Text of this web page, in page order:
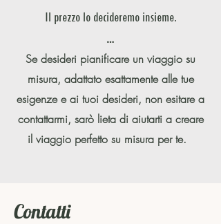
Il prezzo lo decideremo insieme.
…
Se desideri pianificare un viaggio su
misura, adattato esattamente alle tue
esigenze e ai tuoi desideri, non esitare a
contattarmi, sarò lieta di aiutarti a creare
il viaggio perfetto su misura per te.
Contatti